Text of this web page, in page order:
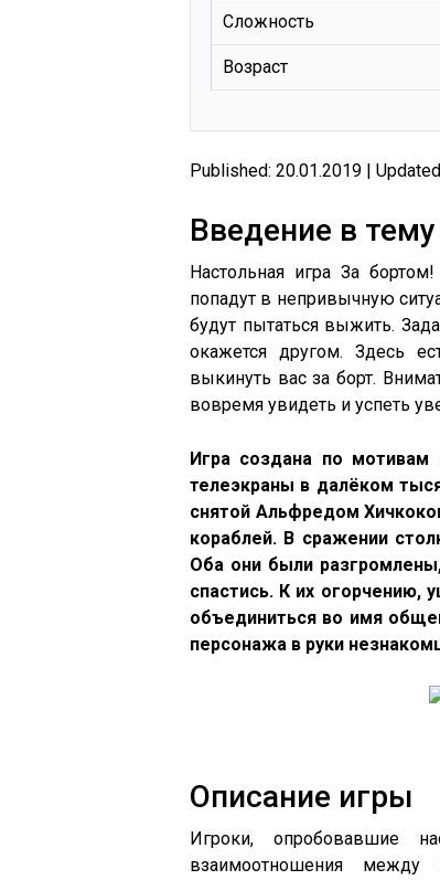
Сложность
Возраст
Published: 20.01.2019 |
Введение в тему
Настольная игра За
попадут в непривычную
будут пытаться выжить.
окажется другом. Здесь
выкинуть вас за борт.
вовремя увидеть и успеть
Игра создана по
телеэкраны в далёком
снятой Альфредом
кораблей. В сражении
Оба они были
спастись. К их огорчению,
объединиться во имя
персонажа в руки
Описание игры
Игроки, опробовавшие
взаимоотношения